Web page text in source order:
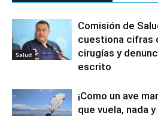
Salud
Comisión de
cuestiona cifras
cirugías y
escrito
¡Como un ave
que vuela, nada